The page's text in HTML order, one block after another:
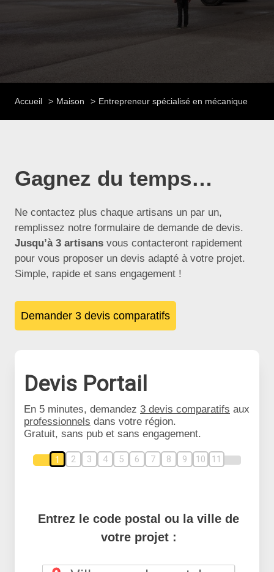
Accueil Maison Entrepreneur spécialisé en mécanique
Gagnez du temps…
Ne contactez plus chaque artisans un par un,
remplissez notre formulaire de demande de devis.
Jusqu’à 3 artisans vous contacteront rapidement
pour vous proposer un devis adapté à votre projet.
Simple, rapide et sans engagement !
Demander 3 devis comparatifs
Devis Portail
En 5 minutes, demandez 3 devis comparatifs aux
professionnels dans votre région.
Gratuit, sans pub et sans engagement.
1 2 3 4 5 6 7 8 9 10 11
Entrez le code postal ou la ville de
votre projet :